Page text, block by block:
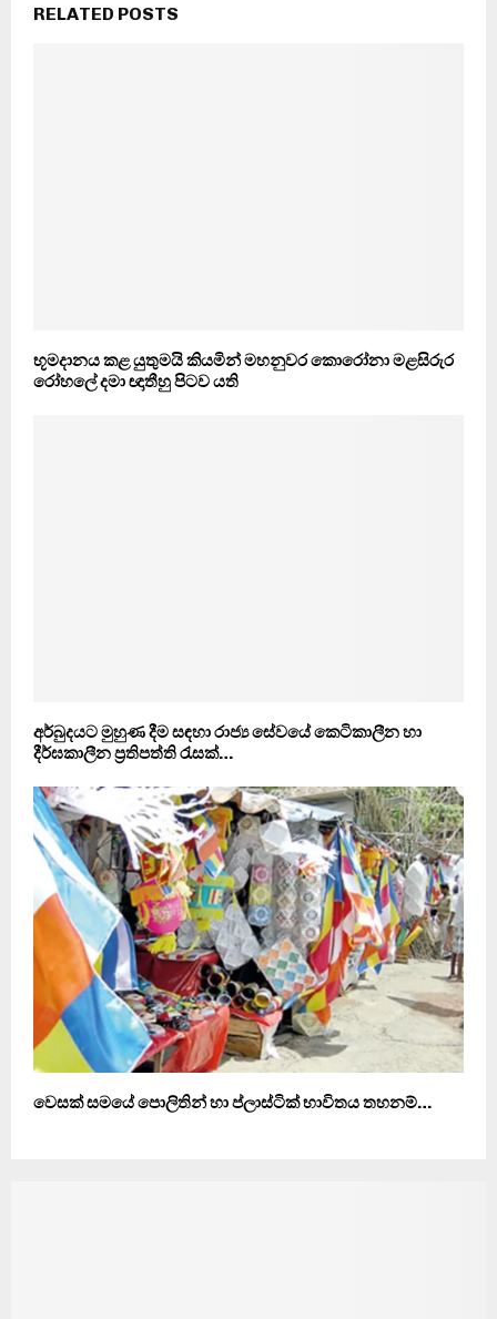
RELATED POSTS
භූමදානය කළ යුතුමයි කියමින් මහනුවර කොරෝනා මළසිරුර
රෝහලේ දමා ඥාතීහු පිටව යති
අර්බුදයට මුහුණ දීම සඳහා රාජ්‍ය සේවයේ කෙටිකාලීන හා
දීර්ඝකාලීන ප්‍රතිපත්ති රැසක්…
වෙසක් සමයේ පොලිතින් හා ප්ලාස්ටික් භාවිතය තහනම්…